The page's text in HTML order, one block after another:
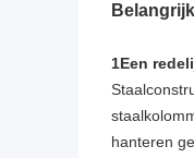
1Een
hanteren